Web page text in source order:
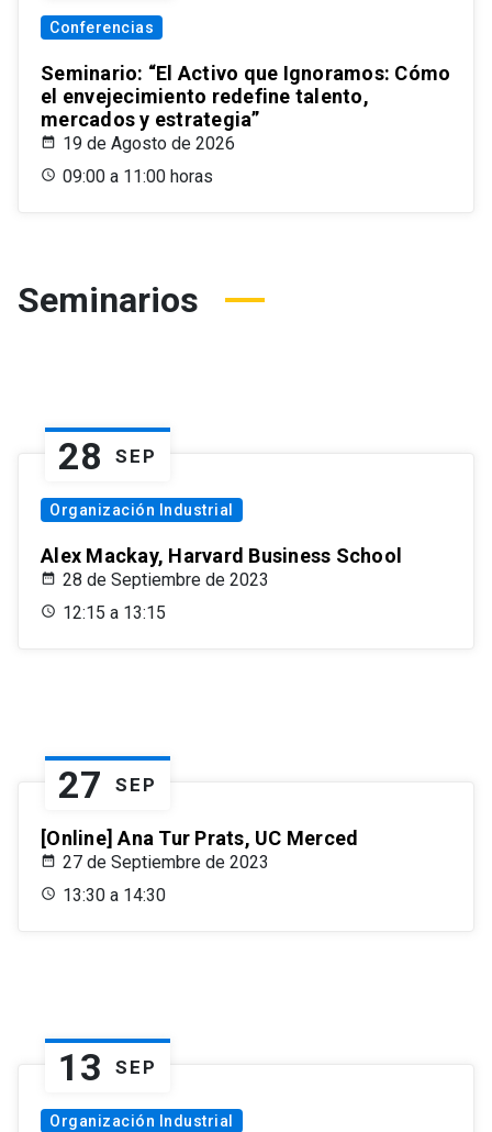
Conferencias
Seminario: “El Activo que Ignoramos: Cómo
el envejecimiento redefine talento,
mercados y estrategia”
19 de Agosto de 2026
09:00 a 11:00 horas
Seminarios
28 SEP
Organización Industrial
Alex Mackay, Harvard Business School
28 de Septiembre de 2023
12:15 a 13:15
27 SEP
[Online] Ana Tur Prats, UC Merced
27 de Septiembre de 2023
13:30 a 14:30
13 SEP
Organización Industrial